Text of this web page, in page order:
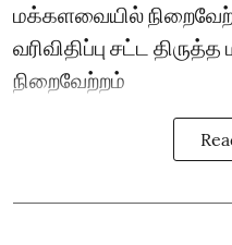
மக்களவையில்
வரிவிதிப்பு சட்ட
நிறைவேற்றம்